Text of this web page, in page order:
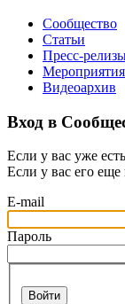
Сообщество
Статьи
Пресс-
Мероприятия
Видеоархив
Вход в
Если у вас уже
Если у вас его еще
E-mail
Пароль
Войти